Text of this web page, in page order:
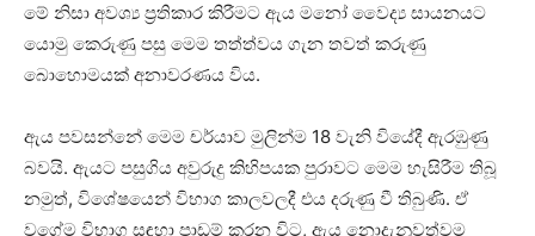
මේ නිසා අවශ්‍ය ප්‍රතිකාර කිරීමට ඇය මනෝ වෛද්‍ය සායනයට
යොමු කෙරුණු පසු මෙම තත්ත්වය ගැන තවත් කරුණු
බොහොමයක් අනාවරණය විය.
ඇය පවසන්නේ මෙම චර්යාව මුලින්ම 18 වැනි වියේදී ඇරඹුණු
බවයි. ඇයට පසුගිය අවුරුදු කිහිපයක පුරාවට මෙම හැසිරීම තිබූ
නමුත්, විශේෂයෙන් විභාග කාලවලදී එය දරුණු වී තිබුණි. ඒ
වගේම විභාග සඳහා පාඩම් කරන විට, ඇය නොදැනුවත්වම